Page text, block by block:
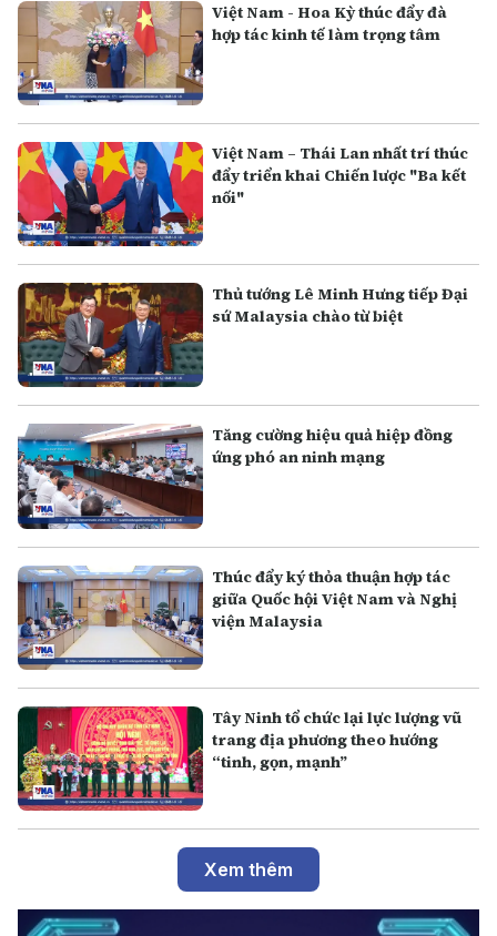
Việt Nam - Hoa Kỳ thúc đẩy đà
hợp tác kinh tế làm trọng tâm
Việt Nam – Thái Lan nhất trí thúc
đẩy triển khai Chiến lược "Ba kết
nối"
Thủ tướng Lê Minh Hưng tiếp Đại
sứ Malaysia chào từ biệt
Tăng cường hiệu quả hiệp đồng
ứng phó an ninh mạng
Thúc đẩy ký thỏa thuận hợp tác
giữa Quốc hội Việt Nam và Nghị
viện Malaysia
Tây Ninh tổ chức lại lực lượng vũ
trang địa phương theo hướng
“tinh, gọn, mạnh”
Xem thêm